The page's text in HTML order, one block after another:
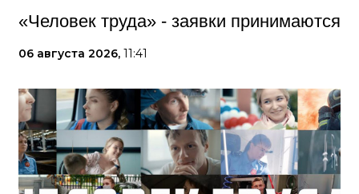
«Человек труда» - заявки принимаются
06 августа 2026, 11:41